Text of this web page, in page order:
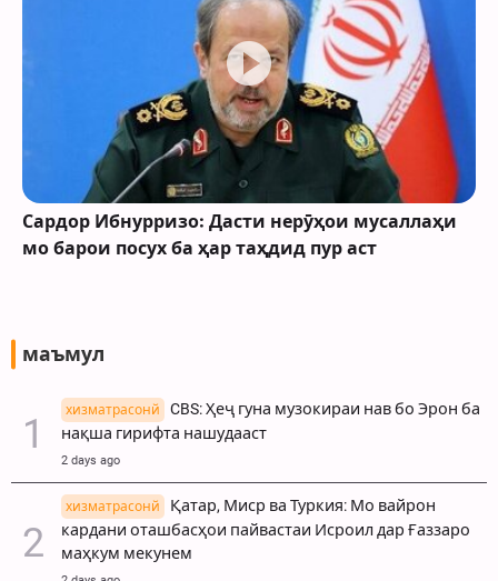
Сардор Ибнурризо: Дасти нерӯҳои мусаллаҳи
мо барои посух ба ҳар таҳдид пур аст
маъмул
хизматрасонй
CBS: Ҳеҷ гуна музокираи нав бо Эрон ба
нақша гирифта нашудааст
2 days ago
хизматрасонй
Қатар, Миср ва Туркия: Мо вайрон
кардани оташбасҳои пайвастаи Исроил дар Ғаззаро
маҳкум мекунем